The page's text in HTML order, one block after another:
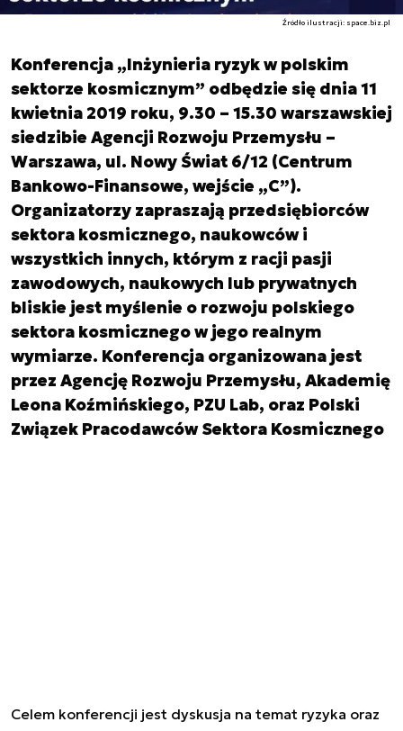
Źródło ilustracji: space.biz.pl
Konferencja „Inżynieria ryzyk w polskim
sektorze kosmicznym” odbędzie się dnia 11
kwietnia 2019 roku, 9.30 – 15.30 warszawskiej
siedzibie Agencji Rozwoju Przemysłu –
Warszawa, ul. Nowy Świat 6/12 (Centrum
Bankowo-Finansowe, wejście „C”).
Organizatorzy zapraszają przedsiębiorców
sektora kosmicznego, naukowców i
wszystkich innych, którym z racji pasji
zawodowych, naukowych lub prywatnych
bliskie jest myślenie o rozwoju polskiego
sektora kosmicznego w jego realnym
wymiarze. Konferencja organizowana jest
przez Agencję Rozwoju Przemysłu, Akademię
Leona Koźmińskiego, PZU Lab, oraz Polski
Związek Pracodawców Sektora Kosmicznego
Celem konferencji jest dyskusja na temat ryzyka oraz